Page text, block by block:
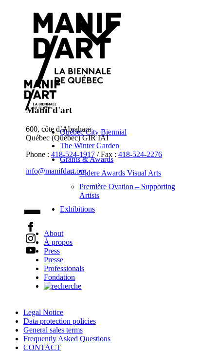
Québec City Biennial
The Winter Garden
Grants & Awards
Videre Awards Visual Arts
Première Ovation – Supporting
Artists
Exhibitions
About
À propos
Press
Presse
Professionals
Fondation
Manif d'art
600, côte d’Abraham
Québec (Québec) GIR IAI
Phone : 418-524-1917 / Fax : 418-524-2276
info@manifdart.org
Legal Notice
Data protection policies
General sales terms
Frequently Asked Questions
CONTACT